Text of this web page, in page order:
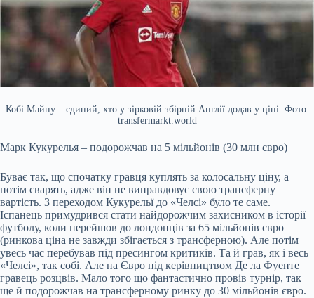
Кобі Майну – єдиний, хто у зірковій збірній Англії додав у ціні. Фото:
transfermarkt.world
Марк Кукурелья – подорожчав на 5 мільйонів (30 млн євро)
Буває так, що спочатку гравця куплять за колосальну ціну, а
потім сварять, адже він не виправдовує свою трансферну
вартість. З переходом Кукурельї до «Челсі» було те саме.
Іспанець примудрився стати найдорожчим захисником в історії
футболу, коли перейшов до лондонців за 65 мільйонів євро
(ринкова ціна не завжди збігається з трансферною). Але потім
увесь час перебував під пресингом критиків. Та й грав, як і весь
«Челсі», так собі. Але на Євро під керівництвом Де ла Фуенте
гравець розцвів. Мало того що фантастично провів турнір, так
ще й подорожчав на трансферному ринку до 30 мільйонів євро.